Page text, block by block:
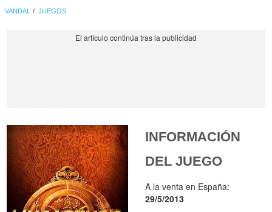
VANDAL JUEGOS
INFORMACIÓN
DEL JUEGO
A la venta en España:
29/5/2013